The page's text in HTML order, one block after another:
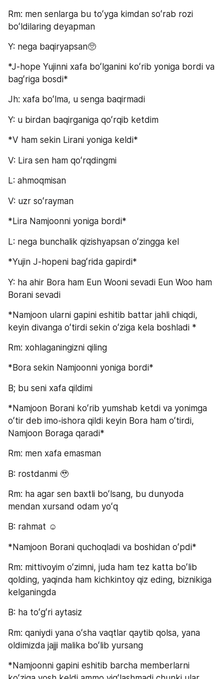
Rm: men senlarga bu toʻyga kimdan soʻrab rozi
boʻldilaring deyapman
Y: nega baqiryapsan🥺
*J-hope Yujinni xafa boʻlganini koʻrib yoniga bordi va
bagʻriga bosdi*
Jh: xafa boʻlma, u senga baqirmadi
Y: u birdan baqirganiga qoʻrqib ketdim
*V ham sekin Lirani yoniga keldi*
V: Lira sen ham qoʻrqdingmi
L: ahmoqmisan
V: uzr soʻrayman
*Lira Namjoonni yoniga bordi*
L: nega bunchalik qizishyapsan oʻzingga kel
*Yujin J-hopeni bagʻrida gapirdi*
Y: ha ahir Bora ham Eun Wooni sevadi Eun Woo ham
Borani sevadi
*Namjoon ularni gapini eshitib battar jahli chiqdi,
keyin divanga oʻtirdi sekin oʻziga kela boshladi *
Rm: xohlaganingizni qiling
*Bora sekin Namjoonni yoniga bordi*
B; bu seni xafa qildimi
*Namjoon Borani koʻrib yumshab ketdi va yonimga
oʻtir deb imo-ishora qildi keyin Bora ham oʻtirdi,
Namjoon Boraga qaradi*
Rm: men xafa emasman
B: rostdanmi 🥹
Rm: ha agar sen baxtli boʻlsang, bu dunyoda
mendan xursand odam yoʻq
B: rahmat ☺️
*Namjoon Borani quchoqladi va boshidan oʻpdi*
Rm: mittivoyim oʻzimni, juda ham tez katta boʻlib
qolding, yaqinda ham kichkintoy qiz eding, biznikiga
kelganingda
B: ha toʻgʻri aytasiz
Rm: qaniydi yana oʻsha vaqtlar qaytib qolsa, yana
oldimizda jajji malika boʻlib yursang
*Namjoonni gapini eshitib barcha memberlarni